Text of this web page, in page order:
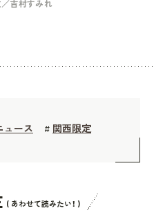
吉村すみれ
ュース # 関西限定
( あわせて読みたい！ )